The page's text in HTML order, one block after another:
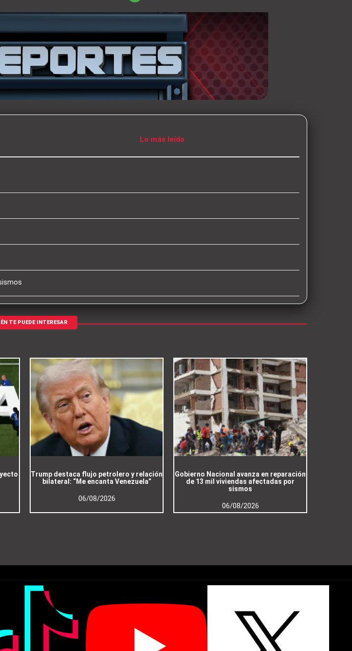
Lo más leído
TE PUEDE INTERESAR
Trump destaca flujo petrolero y relación
bilateral: “Me encanta Venezuela”
06/08/2026
Gobierno Nacional avanza en reparación
de 13 mil viviendas afectadas por
sismos
06/08/2026